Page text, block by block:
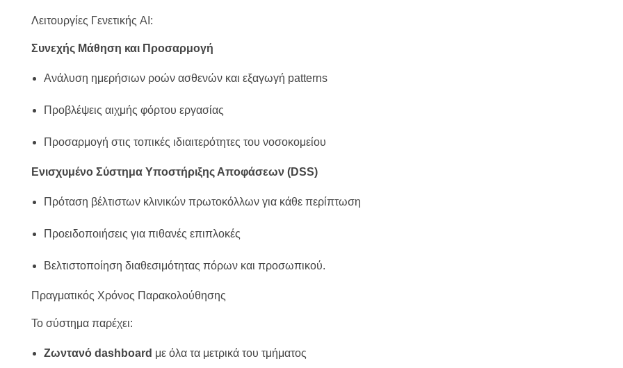
Λειτουργίες Γενετικής AI:
Συνεχής Μάθηση και Προσαρμογή
Ανάλυση ημερήσιων ροών ασθενών και εξαγωγή patterns
Προβλέψεις αιχμής φόρτου εργασίας
Προσαρμογή στις τοπικές ιδιαιτερότητες του νοσοκομείου
Ενισχυμένο Σύστημα Υποστήριξης Αποφάσεων (DSS)
Πρόταση βέλτιστων κλινικών πρωτοκόλλων για κάθε περίπτωση
Προειδοποιήσεις για πιθανές επιπλοκές
Βελτιστοποίηση διαθεσιμότητας πόρων και προσωπικού.
Πραγματικός Χρόνος Παρακολούθησης
Το σύστημα παρέχει:
Ζωντανό dashboard με όλα τα μετρικά του τμήματος